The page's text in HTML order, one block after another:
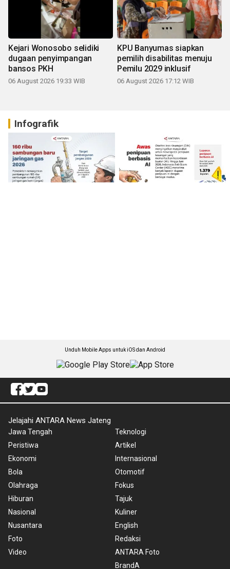
Kejari Wonosobo selidiki
dugaan penyimpangan
bansos PKH
06 August 2026 19:33 WIB
KPU Banyumas siapkan
pemilih disabilitas menuju
Pemilu 2029 inklusif
06 August 2026 17:12 WIB
Infografik
Unduh Mobile Apps untuk iOS dan Android
Jelajahi ANTARA News Jateng
Jawa Tengah
Peristiwa
Ekonomi
Bola
Olahraga
Hiburan
Nasional
Nusantara
Foto
Video
Teknologi
Artikel
Internasional
Otomotif
Fokus
Tajuk
Kuliner
English
Redaksi
ANTARA Foto
BrandA